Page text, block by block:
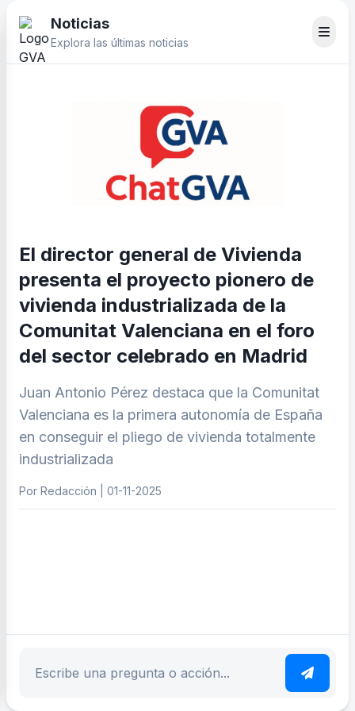
Noticias
Explora las últimas noticias
El director general de Vivienda
presenta el proyecto pionero de
vivienda industrializada de la
Comunitat Valenciana en el foro
del sector celebrado en Madrid
Juan Antonio Pérez destaca que la Comunitat
Valenciana es la primera autonomía de España
en conseguir el pliego de vivienda totalmente
industrializada
Por Redacción | 01-11-2025
Escribe tu pregunta